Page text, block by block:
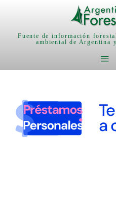
Fuente de información
ambiental de Argentina